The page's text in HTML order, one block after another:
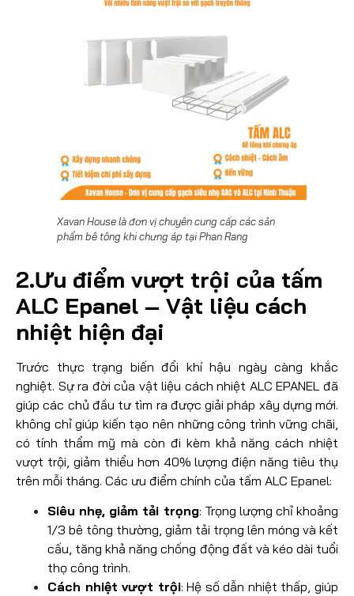
Xavan House là đơn vị chuyên cung cấp các sản
phẩm bê tông khi chưng áp tại Phan Rang
2.Ưu điểm vượt trội của tấm
ALC Epanel – Vật liệu cách
nhiệt hiện đại
Trước thực trạng biến đổi khí hậu ngày càng khắc
nghiệt. Sự ra đời của vật liệu cách nhiệt ALC EPANEL đã
giúp các chủ đầu tư tìm ra được giải pháp xây dựng mới.
không chỉ giúp kiến tạo nên những công trình vững chãi,
có tính thẩm mỹ mà còn đi kèm khả năng cách nhiệt
vượt trội, giảm thiểu hơn 40% lượng điện năng tiêu thụ
trên mỗi tháng. Các ưu điểm chính của tấm ALC Epanel:
Siêu nhẹ, giảm tải trọng: Trọng lượng chỉ khoảng
1/3 bê tông thường, giảm tải trọng lên móng và kết
cấu, tăng khả năng chống động đất và kéo dài tuổi
thọ công trình.
Cách nhiệt vượt trội: Hệ số dẫn nhiệt thấp, giúp